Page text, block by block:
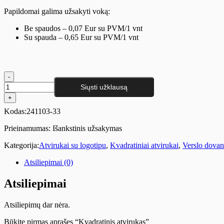
Papildomai galima užsakyti voką:
Be spaudos – 0,07 Eur su PVM/1 vnt
Su spauda – 0,65 Eur su PVM/1 vnt
produkto
kiekis:
Kvadratinis
atvirukas
Siųsti užklausą
Kodas:241103-33
Prieinamumas: Išankstinis užsakymas
Kategorija:Atvirukai su logotipu, Kvadratiniai atvirukai, Verslo
Atsiliepimai (0)
Atsiliepimai
Atsiliepimų dar nėra.
Būkite pirmas aprašęs “Kvadratinis atvirukas”